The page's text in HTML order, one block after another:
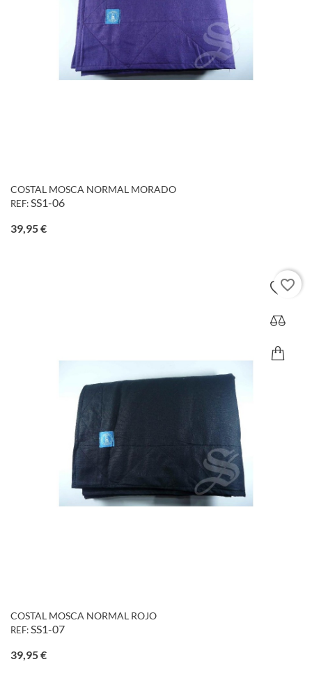
COSTAL MOSCA NORMAL MORADO
REF:SS1-06
39,95 €Precio
COSTAL MOSCA NORMAL ROJO
REF:SS1-07
39,95 €Precio
favorite_border